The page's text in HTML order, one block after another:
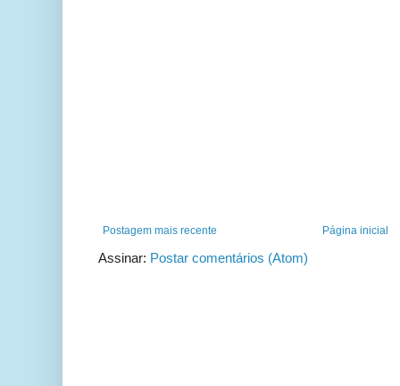
Postagem mais recente Página inicial
Assinar: Postar comentários (Atom)